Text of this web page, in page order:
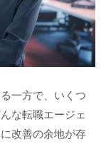
一方で、いくつ
な転職エージェ
改善の余地が存